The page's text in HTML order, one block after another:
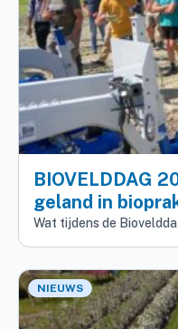
BIOVELDDAG
geland in
Wat tijdens de
NIEUWS